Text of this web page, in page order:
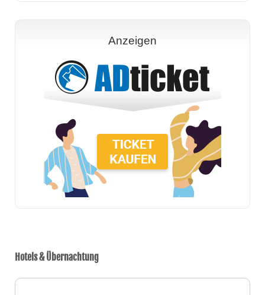
Anzeigen
Hotels & Übernachtung